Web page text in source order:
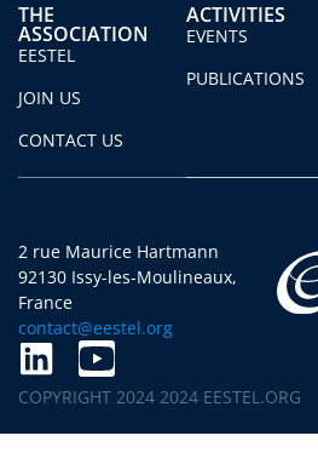
THE
ASSOCIATION
EESTEL
JOIN US
CONTACT US
ACTIVITIES
EVENTS
PUBLICATIONS
2 rue Maurice Hartmann
92130 Issy-les-Moulineaux,
France
contact@eestel.org
COPYRIGHT 2024 2024 EESTEL.ORG